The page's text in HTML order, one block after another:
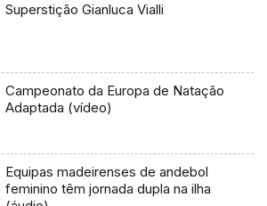
Superstição Gianluca Vialli
Campeonato da Europa de Natação
Adaptada (vídeo)
Equipas madeirenses de andebol
feminino têm jornada dupla na ilha